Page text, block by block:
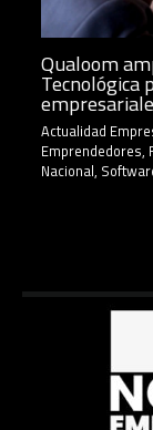
Qualoom
Tecnológica
Actualidad
Emprendedores,
Nacional,